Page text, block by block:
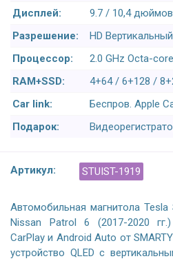
Дисплей:
9.7 / 10,4 дюймов
Разрешение:
HD
Процессор:
2.0 GHz Octa-
RAM+SSD:
4+64 / 6+128 /
Car link:
Беспров. Apple
Подарок:
Артикул: STUIST-1919
Автомобильная магнитола
Nissan Patrol 6 (2017-2020
CarPlay и Android Auto от
устройство QLED с